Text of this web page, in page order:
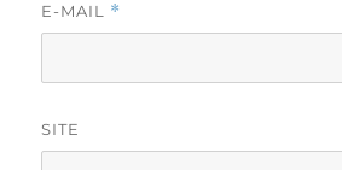
E-MAIL *
SITE